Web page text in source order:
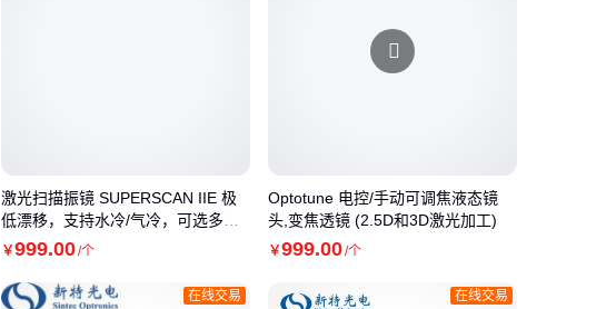
激光扫描振镜 SUPERSCAN IIE 极
低漂移，支持水冷/气冷，可选多孔
径
￥999.00/个
Optotune 电控/手动可调焦液态镜
头,变焦透镜 (2.5D和3D激光加工)
￥999.00/个
在线交易 在线交易